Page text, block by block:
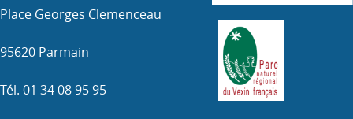
Place Georges Clemenceau
95620 Parmain
Tél. 01 34 08 95 95